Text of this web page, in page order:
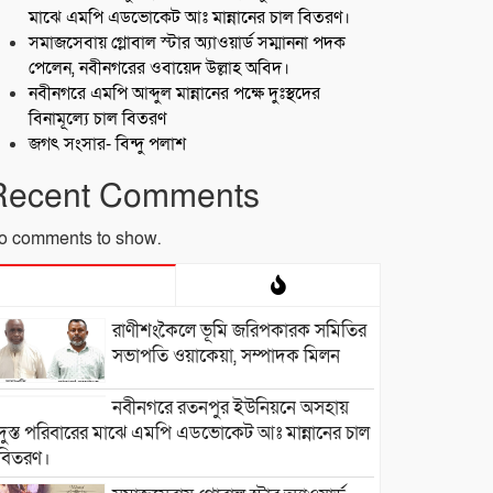
মাঝে এমপি এডভোকেট আঃ মান্নানের চাল বিতরণ।
সমাজসেবায় গ্লোবাল স্টার অ্যাওয়ার্ড সম্মাননা পদক
পেলেন, নবীনগরের ওবায়েদ উল্লাহ অবিদ।
নবীনগরে এমপি আব্দুল মান্নানের পক্ষে দুঃস্থদের
বিনামূল্যে চাল বিতরণ
জগৎ সংসার- বিন্দু পলাশ
Comments
comments to show.
রাণীশংকৈলে ভূমি জরিপকারক সমিতির
সভাপতি ওয়াকেয়া, সম্পাদক মিলন
নবীনগরে রতনপুর ইউনিয়নে অসহায়
পরিবারের মাঝে এমপি এডভোকেট আঃ মান্নানের চাল